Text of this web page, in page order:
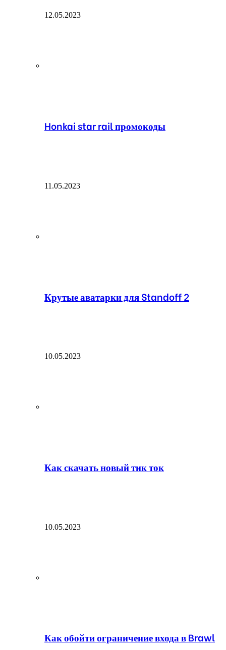
12.05.2023
Honkai star rail промокоды
11.05.2023
Крутые аватарки для Standoff 2
10.05.2023
Как скачать новый тик ток
10.05.2023
Как обойти ограничение входа в Brawl